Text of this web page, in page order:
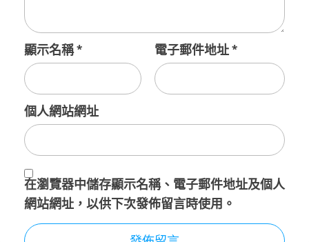
顯示名稱* 電子郵件地址*
個人網站網址
在瀏覽器中儲存顯示名稱、電子郵件地址及個人
網站網址，以供下次發佈留言時使用。